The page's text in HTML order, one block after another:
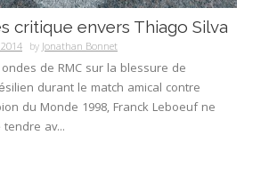
critique envers Thiago Silva
byJonathan Bonnet
de RMC sur la blessure de
durant le match amical contre
du Monde 1998, Franck Leboeuf ne
av...